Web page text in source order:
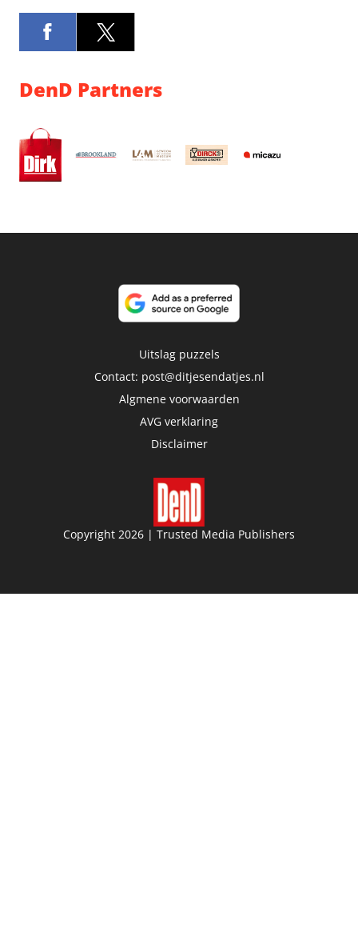
DenD Partners
Uitslag puzzels
Contact: post@ditjesendatjes.nl
Algmene voorwaarden
AVG verklaring
Disclaimer
Copyright 2026 | Trusted Media Publishers